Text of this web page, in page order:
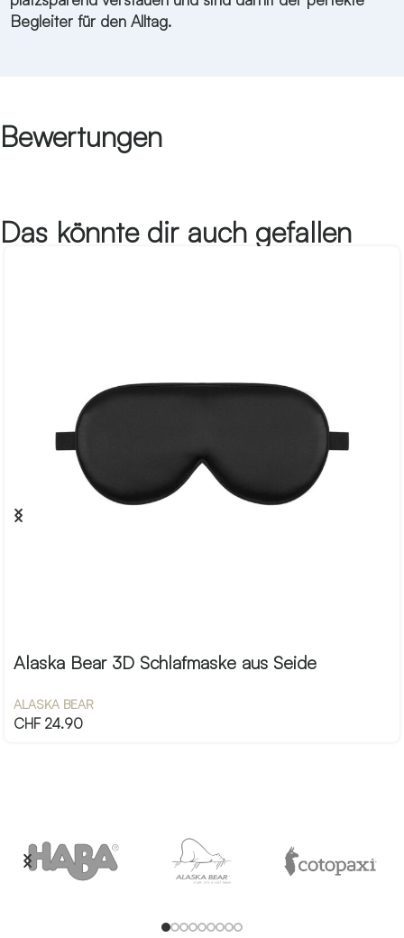
Begleiter für den Alltag.
Bewertungen
Das könnte dir auch gefallen
Alaska Bear 3D Schlafmaske aus Seide
ALASKA BEAR
CHF24.90